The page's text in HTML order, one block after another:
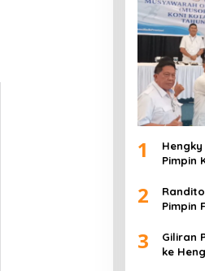
1
Pimpin
2
Pimpin
3
Giliran
ke